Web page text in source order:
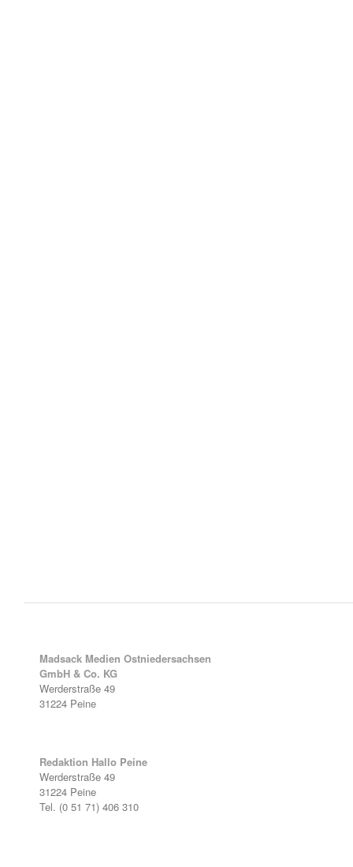
Madsack Medien Ostniedersachsen
GmbH & Co. KG
Werderstraße 49
31224 Peine
Redaktion Hallo Peine
Werderstraße 49
31224 Peine
Tel. (0 51 71) 406 310